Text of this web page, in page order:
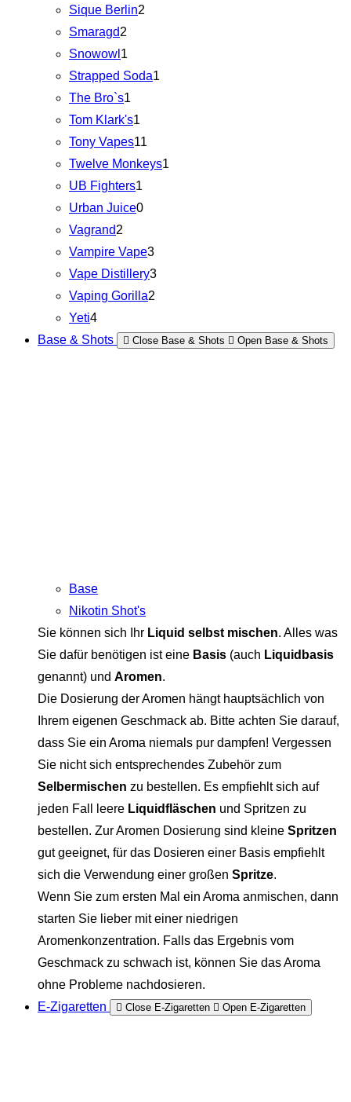
Sique Berlin2
Smaragd2
Snowowl 1
Strapped Soda1
The Bro`s1
Tom Klark's1
Tony Vapes11
Twelve Monkeys1
UB Fighters1
Urban Juice0
Vagrand2
Vampire Vape3
Vape Distillery3
Vaping Gorilla2
Yeti4
Base & Shots
Close Base & Shots Open Base & Shots
Base
Nikotin Shot's
Sie können sich Ihr Liquid selbst mischen. Alles was
Sie dafür benötigen ist eine Basis (auch Liquidbasis
genannt) und Aromen.
Die Dosierung der Aromen hängt hauptsächlich von
Ihrem eigenen Geschmack ab. Bitte achten Sie darauf,
dass Sie ein Aroma niemals pur dampfen! Vergessen
Sie nicht sich entsprechendes Zubehör zum
Selbermischen zu bestellen. Es empfiehlt sich auf
jeden Fall leere Liquidfläschen und Spritzen zu
bestellen. Zur Aromen Dosierung sind kleine Spritzen
gut geeignet, für das Dosieren einer Basis empfiehlt
sich die Verwendung einer großen Spritze.
Wenn Sie zum ersten Mal ein Aroma anmischen, dann
starten Sie lieber mit einer niedrigen
Aromenkonzentration. Falls das Ergebnis vom
Geschmack zu schwach ist, können Sie das Aroma
ohne Probleme nachdosieren.
E-Zigaretten
Close E-Zigaretten Open E-Zigaretten